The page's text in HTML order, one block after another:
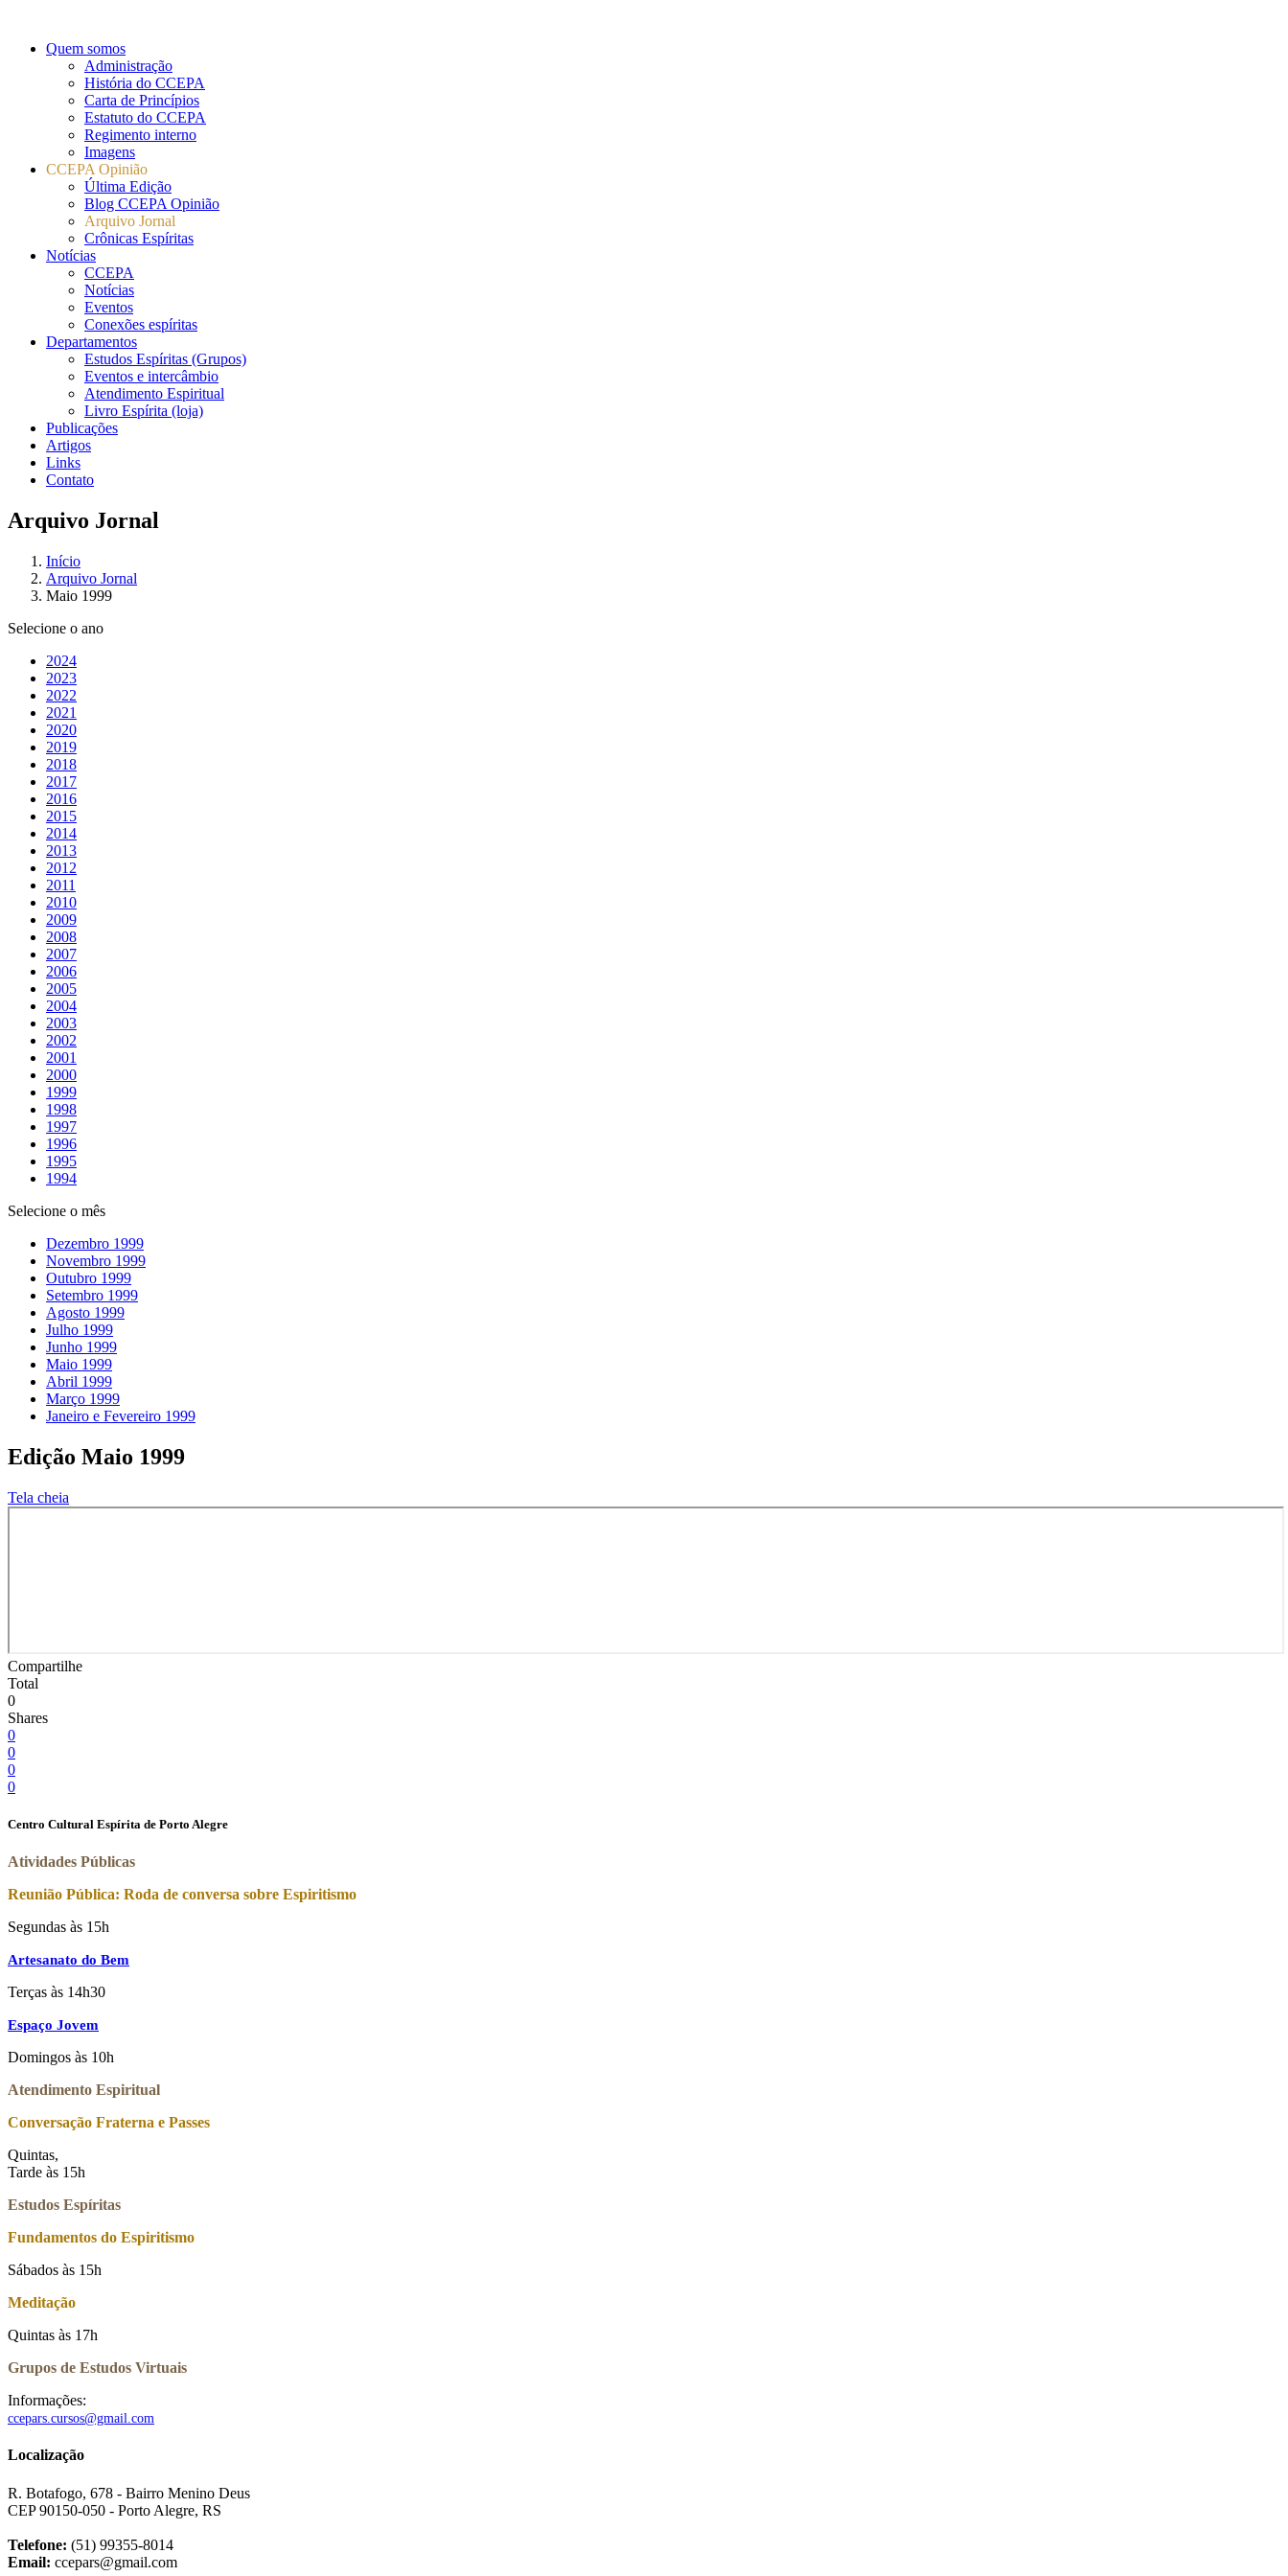
Quem somos
Administração
História do CCEPA
Carta de Princípios
Estatuto do CCEPA
Regimento interno
Imagens
CCEPA Opinião
Última Edição
Blog CCEPA Opinião
Arquivo Jornal
Crônicas Espíritas
Notícias
CCEPA
Notícias
Eventos
Conexões espíritas
Departamentos
Estudos Espíritas (Grupos)
Eventos e intercâmbio
Atendimento Espiritual
Livro Espírita (loja)
Publicações
Artigos
Links
Contato
Arquivo Jornal
Início
Arquivo Jornal
Maio 1999
Selecione o ano
2024
2023
2022
2021
2020
2019
2018
2017
2016
2015
2014
2013
2012
2011
2010
2009
2008
2007
2006
2005
2004
2003
2002
2001
2000
1999
1998
1997
1996
1995
1994
Selecione o mês
Dezembro 1999
Novembro 1999
Outubro 1999
Setembro 1999
Agosto 1999
Julho 1999
Junho 1999
Maio 1999
Abril 1999
Março 1999
Janeiro e Fevereiro 1999
Edição Maio 1999
Tela cheia
Compartilhe
Total
0
Shares
0
0
0
0
Centro Cultural Espírita de Porto Alegre
Atividades Públicas
Reunião Pública: Roda de conversa sobre Espiritismo
Segundas às 15h
Artesanato do Bem
Terças às 14h30
Espaço Jovem
Domingos às 10h
Atendimento Espiritual
Conversação Fraterna e Passes
Quintas,
Tarde às 15h
Estudos Espíritas
Fundamentos do Espiritismo
Sábados às 15h
Meditação
Quintas às 17h
Grupos de Estudos Virtuais
Informações:
ccepars.cursos@gmail.com
Localização
R. Botafogo, 678 - Bairro Menino Deus
CEP 90150-050 - Porto Alegre, RS
Telefone: (51) 99355-8014
Email: ccepars@gmail.com